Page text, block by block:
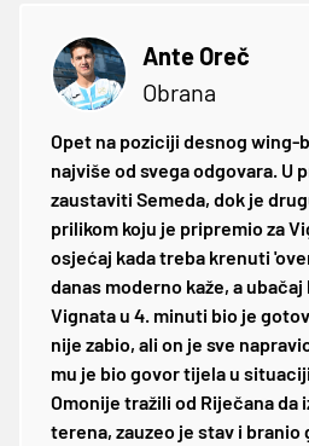
Ante Oreč
Obrana
Opet na poziciji desnog wing-
najviše od svega odgovara. U
zaustaviti Semeda, dok je
prilikom koju je pripremio za
osjećaj kada treba krenuti
danas moderno kaže, a
Vignata u 4. minuti bio je
nije zabio, ali on je sve
mu je bio govor tijela u
Omonije tražili od Riječana da
terena, zauzeo je stav i branio